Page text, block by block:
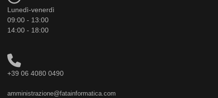
Lunedì-venerdì
09:00 - 13:00
14:00 - 18:00
+39 06 4080 0490
amministrazione@fatainformatica.com